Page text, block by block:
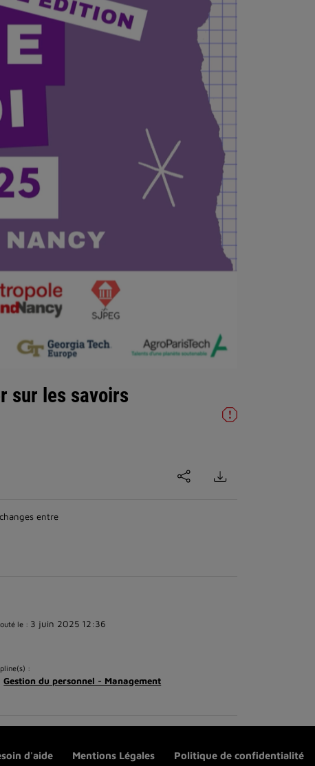
sur les savoirs
entre
le : 3 juin 2025 12:36
:
Gestion du personnel - Management
d'aide Mentions Légales Politique de confidentialité